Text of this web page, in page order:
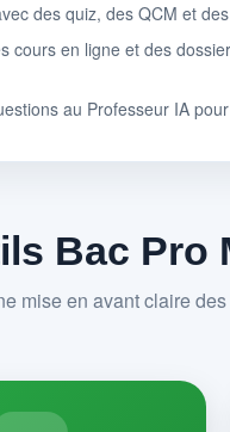
des quiz, des QCM et
cours en ligne et des
au Professeur IA
Bac Pro
mise en avant claire